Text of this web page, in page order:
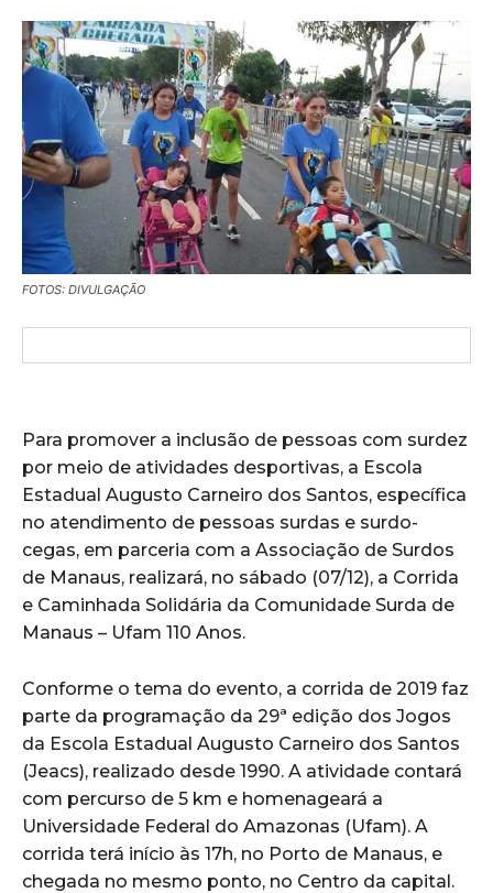
FOTOS: DIVULGAÇÃO
Para promover a inclusão de pessoas com surdez
por meio de atividades desportivas, a Escola
Estadual Augusto Carneiro dos Santos, específica
no atendimento de pessoas surdas e surdo-
cegas, em parceria com a Associação de Surdos
de Manaus, realizará, no sábado (07/12), a Corrida
e Caminhada Solidária da Comunidade Surda de
Manaus – Ufam 110 Anos.
Conforme o tema do evento, a corrida de 2019 faz
parte da programação da 29ª edição dos Jogos
da Escola Estadual Augusto Carneiro dos Santos
(Jeacs), realizado desde 1990. A atividade contará
com percurso de 5 km e homenageará a
Universidade Federal do Amazonas (Ufam). A
corrida terá início às 17h, no Porto de Manaus, e
chegada no mesmo ponto, no Centro da capital.